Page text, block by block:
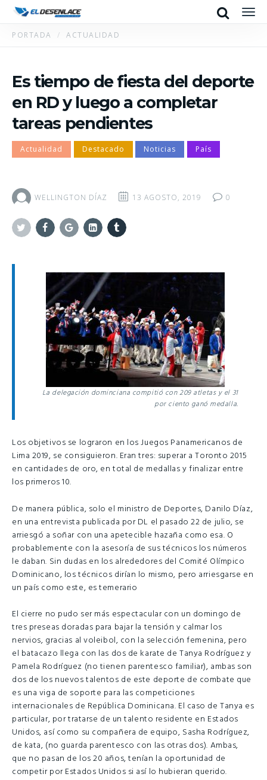
Search
PORTADA ACTUALIDAD
Es tiempo de fiesta del deporte
en RD y luego a completar
tareas pendientes
Actualidad Destacado Noticias País
WELLINGTON DÍAZ 13 AGOSTO, 2019 0
La delegación dominciana compitió con 209 atletas y el 31
por ciento ganó medalla.
Los objetivos se lograron en los Juegos Panamericanos de
Lima 2019, se consiguieron. Eran tres: superar a Toronto 2015
en cantidades de oro, en total de medallas y finalizar entre
los primeros 10.
De manera pública, solo el ministro de Deportes, Danilo Díaz,
en una entrevista publicada por DL el pasado 22 de julio, se
arriesgó a soñar con una apetecible hazaña como esa. O
probablemente con la asesoría de sus técnicos los números
le daban. Sin dudas en los alrededores del Comité Olímpico
Dominicano, los técnicos dirían lo mismo, pero arriesgarse en
un país como este, es temerario
El cierre no pudo ser más espectacular con un domingo de
tres preseas doradas para bajar la tensión y calmar los
nervios, gracias al voleibol, con la selección femenina, pero
el batacazo llega con las dos de karate de Tanya Rodríguez y
Pamela Rodríguez (no tienen parentesco familiar), ambas son
dos de los nuevos talentos de este deporte de combate que
es una viga de soporte para las competiciones
internacionales de República Dominicana. El caso de Tanya es
particular, por tratarse de un talento residente en Estados
Unidos, así como su compañera de equipo, Sasha Rodríguez,
de kata, (no guarda parentesco con las otras dos). Ambas,
que no pasan de los 20 años, tenían la oportunidad de
competir por Estados Unidos si así lo hubieran querido.